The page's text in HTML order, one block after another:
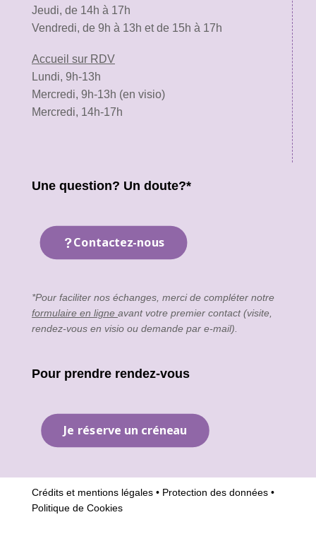
Jeudi, de 14h à 17h
Vendredi, de 9h à 13h et de 15h à 17h
Accueil sur RDV
Lundi, 9h-13h
Mercredi, 9h-13h (en visio)
Mercredi, 14h-17h
Une question? Un doute?*
Contactez-nous
*Pour faciliter nos échanges, merci de compléter notre
formulaire en ligne avant votre premier contact (visite,
rendez-vous en visio ou demande par e-mail).
Pour prendre rendez-vous
Je réserve un créneau
Crédits et mentions légales • Protection des données •
Politique de Cookies